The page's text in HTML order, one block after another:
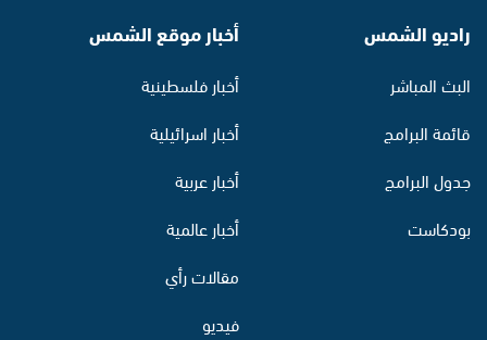
راديو الشمس
البث المباشر
قائمة البرامج
جدول البرامج
بودكاست
أخبار موقع الشمس
أخبار فلسطينية
أخبار اسرائيلية
أخبار عربية
أخبار عالمية
مقالات رأي
فيديو